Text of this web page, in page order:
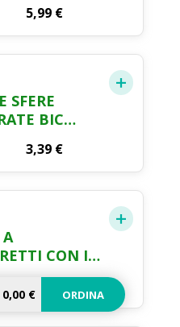
5,99 €
SFERE
BIC
3,39 €
A
CON I
RINFORZATI
0,00 € ORDINA